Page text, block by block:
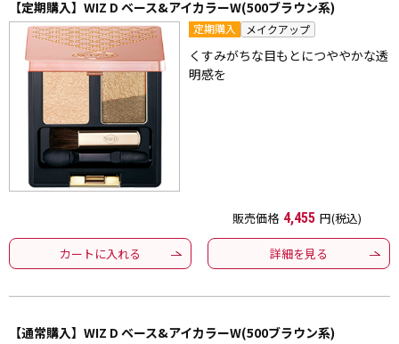
【定期購入】WIZ D ベース&アイカラーW(500ブラウン系)
定期購入 メイクアップ
くすみがちな目もとにつややかな透
明感を
販売価格 4,455 円(税込)
カートに入れる 詳細を見る
【通常購入】WIZ D ベース&アイカラーW(500ブラウン系)